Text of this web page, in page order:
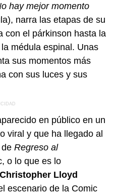
hay mejor momento
narra las etapas de su
con el párkinson hasta la
médula espinal. Unas
sus momentos más
con sus luces y sus
en público en un
viral y que ha llegado al
Regreso al
o lo que es lo
Lloyd
escenario de la Comic